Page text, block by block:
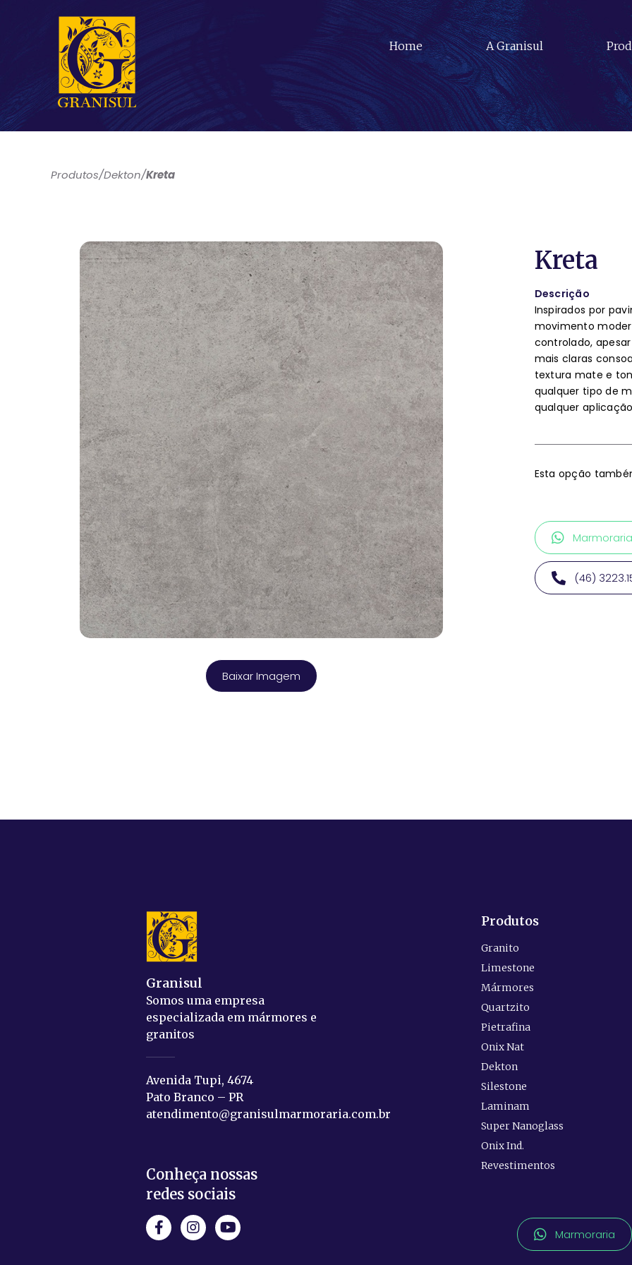
Home A Granisul
Produtos/Dekton/Kreta
Baixar Imagem
Kreta
Descrição
Inspirados por
movimento
controlado,
mais claras
textura mate e
qualquer tipo de
qualquer
Esta opção
Marmoraria
(46)
Granisul
Somos uma empresa
especializada em mármores e
granitos
Avenida Tupi, 4674
Pato Branco – PR
atendimento@granisulmarmoraria.com.br
Conheça nossas
redes sociais
Produtos
Granito
Limestone
Mármores
Quartzito
Pietrafina
Onix Nat
Dekton
Silestone
Laminam
Super Nanoglass
Onix Ind.
Revestimentos
Marmoraria